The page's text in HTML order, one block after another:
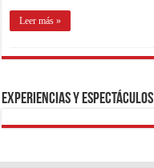
Leer más »
EXPERIENCIAS Y ESPECTÁCULOS